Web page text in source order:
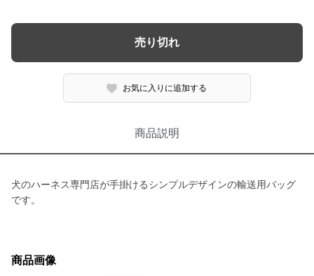
売り切れ
お気に入りに追加する
商品説明
犬のハーネス専門店が手掛けるシンプルデザインの輸送用バッグ
です。
商品画像